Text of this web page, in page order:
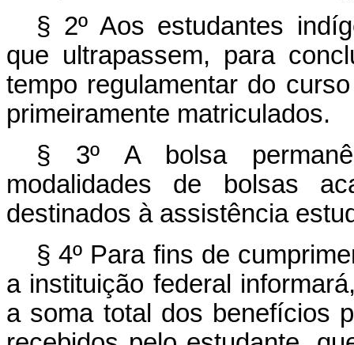
§ 2º Aos estudantes
que ultrapassem, para
tempo regulamentar do
primeiramente matriculados.
§ 3º A bolsa
modalidades de bolsas
destinados à assistência
§ 4º Para fins de
a instituição federal
a soma total dos benefícios